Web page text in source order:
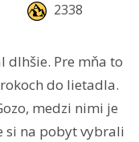
2338
dlhšie. Pre mňa to
do lietadla.
medzi nimi je
si na pobyt vybrali